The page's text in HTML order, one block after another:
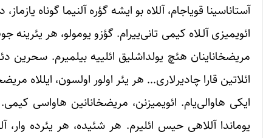
آستاناسینا قویاجام، آللاه بو ایشه گؤره آلنیما گوناه
ائویمیزی آلـلاه کیمی تانی‌ییرام. گؤزو یومولو، هر
مریضخاناینان هئچ یولداشلیق ائلییه بیلمیرم.
ائلاتین قارا چادیرلاری… هر یئر اولور اولسون، ایللاه
ایکی هاوالی‌یام. ائویمیزنن، مریضخانانین هاواسی
یوماندا آللاهی حیس ائلیرم. هر شئیده، هر یئرده وار،